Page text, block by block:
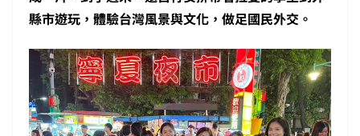
縣市遊玩，體驗台灣風景與文化，做足國民外交。